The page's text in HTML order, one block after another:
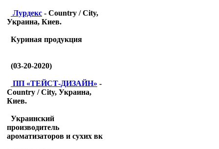
Лурдекс - Country / City,
Украина, Киев.
Куриная продукция
(03-20-2020)
ПП «ТЕЙСТ-ДИЗАЙН» -
Country / City, Украина,
Киев.
Украинский
производитель
ароматизаторов и сухих вк